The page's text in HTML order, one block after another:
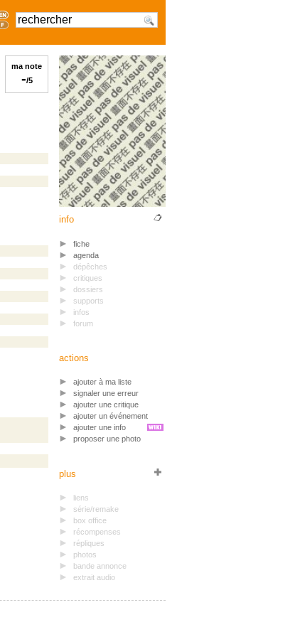
ma note
-/5
info
fiche
agenda
dépêches
critiques
dossiers
supports
infos
forum
actions
ajouter à ma liste
signaler une erreur
ajouter une critique
ajouter un événement
ajouter une info
proposer une photo
plus
liens
série/remake
box office
récompenses
répliques
photos
bande annonce
extrait audio